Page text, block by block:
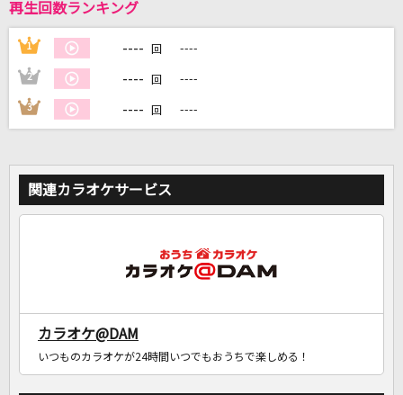
DAMに会員登録・ログインして
カラオケをもっと楽しもう！
家族や友達と一緒に！練習にも！
再生回数ランキング
1 ---- 回 ----
2 ---- 回 ----
3 ---- 回 ----
関連カラオケサービス
カラオケ@DAM
いつものカラオケが24時間いつでもおうちで楽しめる！